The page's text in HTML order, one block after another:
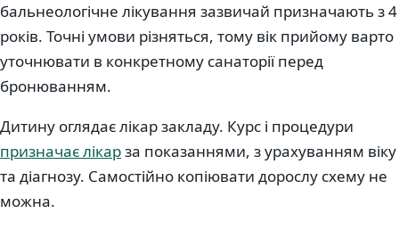
бальнеологічне лікування зазвичай призначають з 4
років. Точні умови різняться, тому вік прийому варто
уточнювати в конкретному санаторії перед
бронюванням.
Дитину оглядає лікар закладу. Курс і процедури
призначає лікарза показаннями, з урахуванням віку
та діагнозу. Самостійно копіювати дорослу схему не
можна.